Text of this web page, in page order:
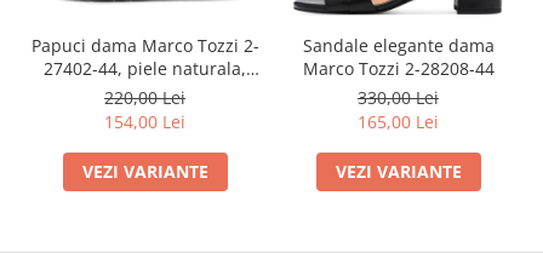
Papuci dama Marco Tozzi 2-
27402-44, piele naturala,
bronz
220,00 Lei
154,00 Lei
VEZI VARIANTE
Sandale elegante dama
Marco Tozzi 2-28208-44
330,00 Lei
165,00 Lei
VEZI VARIANTE